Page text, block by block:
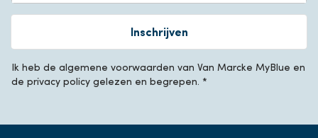
Inschrijven
Ik heb de algemene voorwaarden van Van Marcke MyBlue en
de privacy policy gelezen en begrepen. *